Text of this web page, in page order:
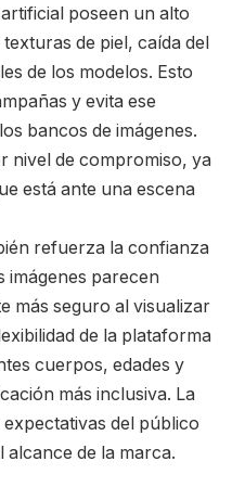
poseen un alto
de piel, caída del
de los modelos. Esto
y evita ese
bancos de imágenes.
nivel de compromiso, ya
está ante una escena
refuerza la confianza
imágenes parecen
más seguro al visualizar
de la plataforma
cuerpos, edades y
más inclusiva. La
del público
de la marca.